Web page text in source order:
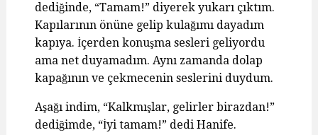
dediğinde, “Tamam!” diyerek yukarı çıktım.
Kapılarının önüne gelip kulağımı dayadım
kapıya. İçerden konuşma sesleri geliyordu
ama net duyamadım. Aynı zamanda dolap
kapağının ve çekmecenin seslerini duydum.
Aşağı indim, “Kalkmışlar, gelirler birazdan!”
dediğimde, “İyi tamam!” dedi Hanife.